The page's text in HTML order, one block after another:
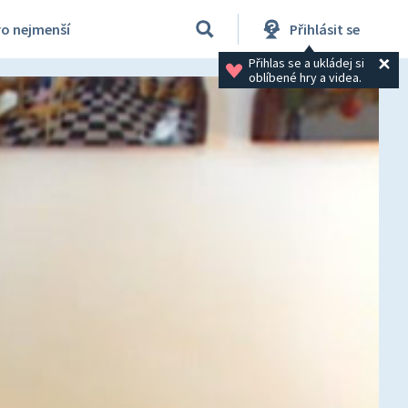
nejmenší Přihlásit se
Přihlas se a ukládej si
oblíbené hry a videa.